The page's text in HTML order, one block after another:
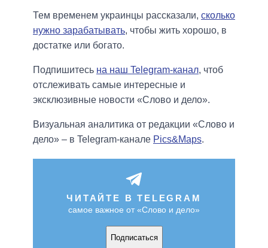
Тем временем украинцы рассказали, сколько
нужно зарабатывать, чтобы жить хорошо, в
достатке или богато.
Подпишитесь на наш Telegram-канал, чтоб
отслеживать самые интересные и
эксклюзивные новости «Слово и дело».
Визуальная аналитика от редакции «Слово и
дело» – в Telegram-канале Pics&Maps.
ЧИТАЙТЕ В TELEGRAM
самое важное от «Слово и дело»
Подписаться